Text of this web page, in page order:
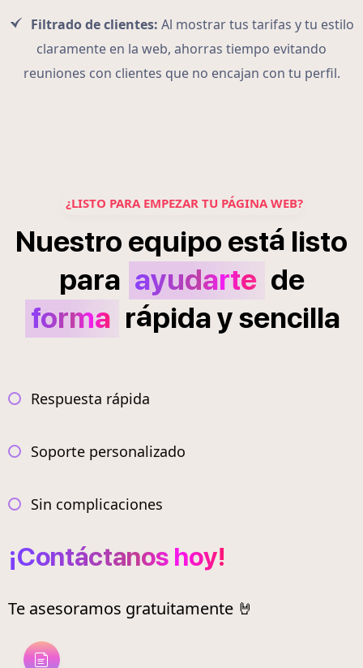
Filtrado de clientes: Al mostrar tus tarifas y tu estilo
claramente en la web, ahorras tiempo evitando
reuniones con clientes que no encajan con tu perfil.
¿LISTO PARA EMPEZAR TU PÁGINA WEB?
Nuestro equipo está listo
para ayudarte de
forma rápidaysencilla
Respuesta rápida
Soporte personalizado
Sin complicaciones
¡Contáctanos hoy!
Te asesoramos gratuitamente 🤘